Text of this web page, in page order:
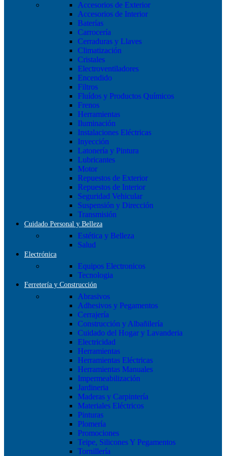
Accesorios de Exterior
Accesorios de Interior
Baterías
Carrocería
Cerraduras y Llaves
Climatización
Cristales
Electroventiladores
Encendido
Filtros
Fluídos y Productos Químicos
Frenos
Herramientas
Iluminación
Instalaciones Eléctricas
Inyección
Latonería y Pintura
Lubricantes
Motor
Repuestos de Exterior
Repuestos de Interior
Seguridad Vehicular
Suspensión y Dirección
Transmisión
Cuidado Personal y Belleza
Estética y Belleza
Salud
Electrónica
Equipos Electronicos
Tecnologia
Ferretería y Construcción
Abrasivos
Adhesivos y Pegamentos
Cerrajería
Construcción y Albañilería
Cuidado del Hogar y Lavanderia
Electricidad
Herramientas
Herramientas Eléctricas
Herramientas Manuales
Impermeabilización
Jardineria
Maderas y Carpintería
Materiales Eléctricos
Pinturas
Plomería
Promociones
Teipe, Silicones Y Pegamentos
Tornillería